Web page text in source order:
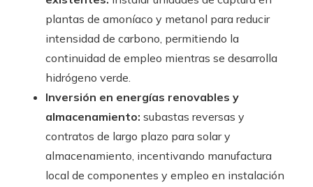
plantas de amoníaco y metanol para reducir
intensidad de carbono, permitiendo la
continuidad de empleo mientras se desarrolla
hidrógeno verde.
Inversión en energías renovables y
almacenamiento: subastas reversas y
contratos de largo plazo para solar y
almacenamiento, incentivando manufactura
local de componentes y empleo en instalación